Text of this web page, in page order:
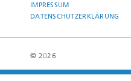
IMPRESSUM
DATENSCHUTZERKLÄRUNG
© 2026